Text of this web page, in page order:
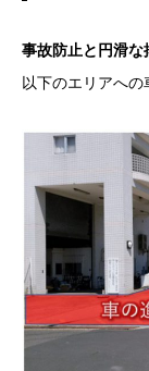
事故防止と円滑な
以下のエリアへの